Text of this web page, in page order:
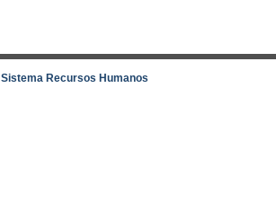
Sistema Recursos Humanos